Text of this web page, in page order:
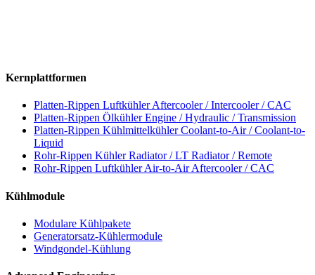
Kernplattformen
Platten-Rippen LuftkühlerAftercooler / Intercooler / CAC
Platten-Rippen ÖlkühlerEngine / Hydraulic / Transmission
Platten-Rippen KühlmittelkühlerCoolant-to-Air / Coolant-to-
Liquid
Rohr-Rippen KühlerRadiator / LT Radiator / Remote
Rohr-Rippen LuftkühlerAir-to-Air Aftercooler / CAC
Kühlmodule
Modulare Kühlpakete
Generatorsatz-Kühlermodule
Windgondel-Kühlung